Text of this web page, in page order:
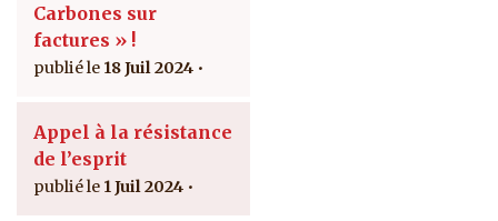
Carbones sur
factures » !
18 Juil 2024
Appel à la résistance
de l’esprit
1 Juil 2024